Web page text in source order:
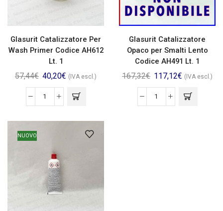
Glasurit Catalizzatore Per
Wash Primer Codice AH612
Lt. 1
57,44€ 40,20€ (IVA escl.)
Glasurit Catalizzatore
Opaco per Smalti Lento
Codice AH491 Lt. 1
167,32€ 117,12€ (IVA escl.)
NUOVO